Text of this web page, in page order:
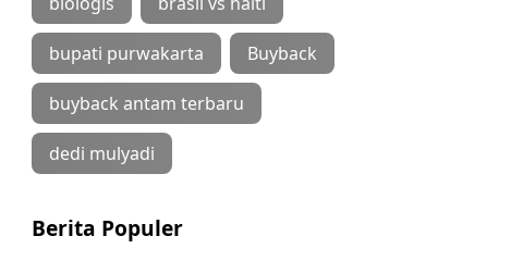
bupati purwakarta Buyback
buyback antam terbaru
dedi mulyadi
Berita Populer